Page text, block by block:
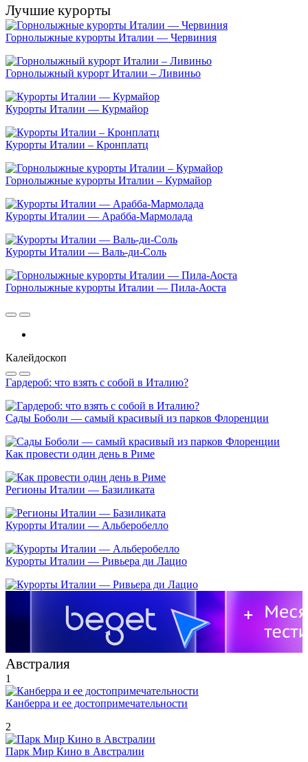
Лучшие курорты
Горнолыжные курорты Италии — Червиния
Горнолыжный курорт Италии – Ливиньо
Курорты Италии — Курмайор
Курорты Италии – Кронплатц
Горнолыжные курорты Италии – Курмайор
Курорты Италии — Арабба-Мармолада
Курорты Италии — Валь-ди-Соль
Горнолыжные курорты Италии — Пила-Аоста
Калейдоскоп
Гардероб: что взять с собой в Италию?
Сады Боболи — самый красивый из парков Флоренции
Как провести один день в Риме
Регионы Италии — Базиликата
Курорты Италии — Альберобелло
Курорты Италии — Ривьера ди Лацио
Австралия
1
Канберра и ее достопримечательности
2
Парк Мир Кино в Австралии